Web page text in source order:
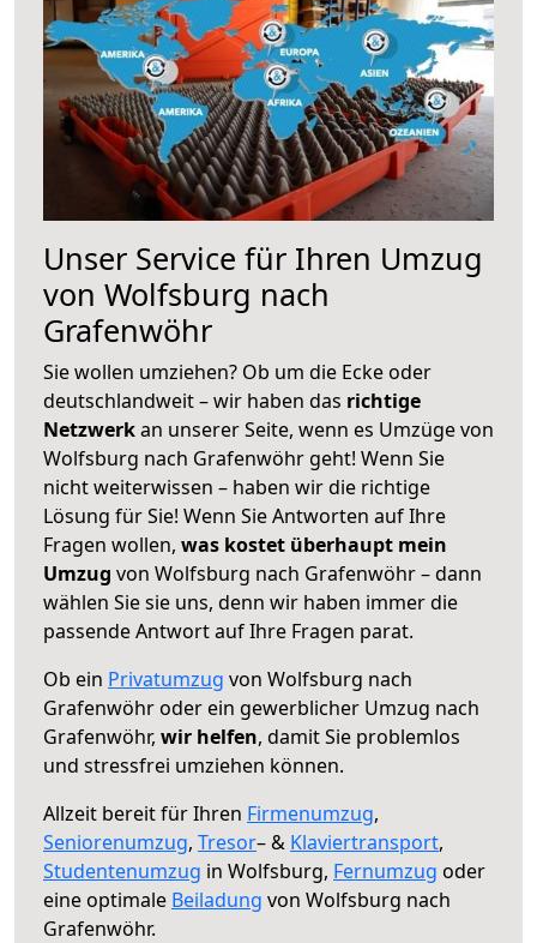
Unser Service für Ihren Umzug
von Wolfsburg nach
Grafenwöhr
Sie wollen umziehen? Ob um die Ecke oder
deutschlandweit – wir haben das richtige
Netzwerkan unserer Seite, wenn es Umzüge von
Wolfsburg nach Grafenwöhr geht! Wenn Sie
nicht weiterwissen – haben wir die richtige
Lösung für Sie! Wenn Sie Antworten auf Ihre
Fragen wollen, was kostet überhaupt mein
Umzug von Wolfsburg nach Grafenwöhr – dann
wählen Sie sie uns, denn wir haben immer die
passende Antwort auf Ihre Fragen parat.
Ob ein Privatumzug von Wolfsburg nach
Grafenwöhr oder ein gewerblicher Umzug nach
Grafenwöhr, wir helfen, damit Sie problemlos
und stressfrei umziehen können.
Allzeit bereit für Ihren Firmenumzug,
Seniorenumzug, Tresor– & Klaviertransport,
Studentenumzug in Wolfsburg, Fernumzug oder
eine optimale Beiladung von Wolfsburg nach
Grafenwöhr.